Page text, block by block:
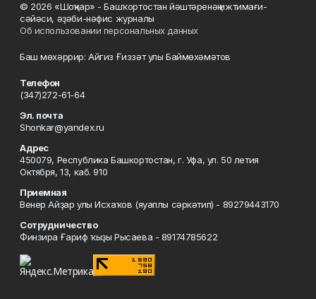
© 2026 «Шоңҡар» - Башҡортостан йәштәренәң ижтимағи-
сәйәси, әҙәби-нәфис журналы
Об использовании персональных данных
Баш мөхәррир: Айгиз Ғиззәт улы Баймөхәмәтов
Телефон
(347)272-61-64
Эл. почта
Shonkar@yandex.ru
Адрес
450079, Республика Башкортостан, г. Уфа, ул. 50 летия
Октября, 13, каб. 910
Приемная
Венер Айҙар улы Исхаҡов (яуаплы сәркәтип) - 89279443170
Сотрудничество
Финзира Ғариф ҡыҙы Рысаева - 89174785622